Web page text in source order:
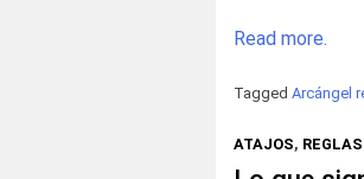
Read more.
Tagged Arcángel
ATAJOS,